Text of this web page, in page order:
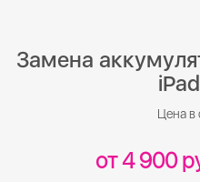
Замена
Цена в
от 4 900